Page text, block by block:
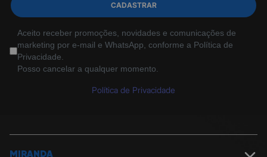
CADASTRAR
Aceito receber promoções, novidades e comunicações de
marketing por e-mail e WhatsApp, conforme a Política de
Privacidade.
Posso cancelar a qualquer momento.
Política de Privacidade
MIRANDA